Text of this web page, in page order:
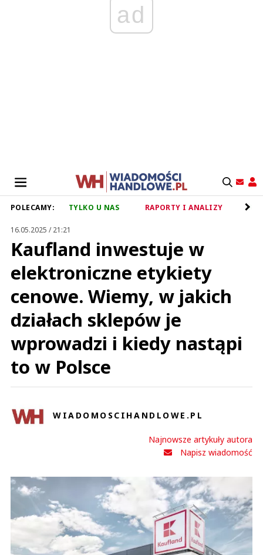
ad
POLECAMY: TYLKO U NAS RAPORTY I ANALIZY
16.05.2025 / 21:21
Kaufland inwestuje w
elektroniczne etykiety
cenowe. Wiemy, w jakich
działach sklepów je
wprowadzi i kiedy nastąpi
to w Polsce
WIADOMOSCIHANDLOWE.PL
Najnowsze artykuły autora
Napisz wiadomość